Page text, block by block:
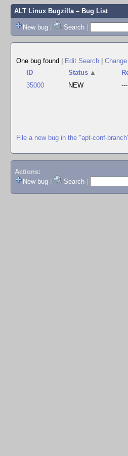
ALT Linux Bugzilla– Bug List
New bug | Search |
One bug found
Edit Search
ID
Status ▲
35000
NEW ---
File a new bug in the "apt-conf-
Actions:
New bug
Search